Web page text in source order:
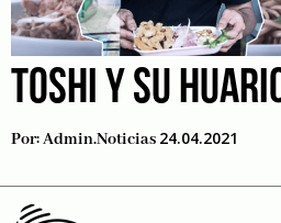
TOSHI Y SU
Por:Admin.noticias 24.04.2021